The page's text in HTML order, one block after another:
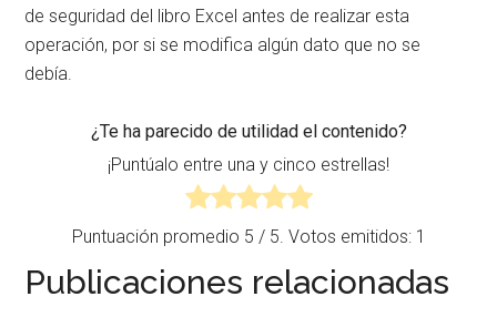
de seguridad del libro Excel antes de realizar esta
operación, por si se modifica algún dato que no se
debía.
¿Te ha parecido de utilidad el contenido?
¡Puntúalo entre una y cinco estrellas!
Puntuación promedio 5 / 5. Votos emitidos: 1
Publicaciones relacionadas